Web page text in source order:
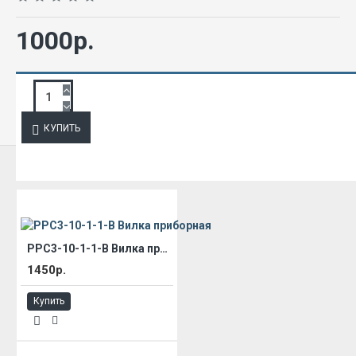
1000р.
КУПИТЬ
РРС3-10-1-1-В Вилка приборная
1450р.
Купить